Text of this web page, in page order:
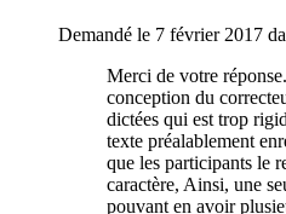
Demandé le 7 février 2017
Merci de votre
conception du
dictées qui est trop
texte préalablement
que les participants le
caractère, Ainsi, une
pouvant en avoir